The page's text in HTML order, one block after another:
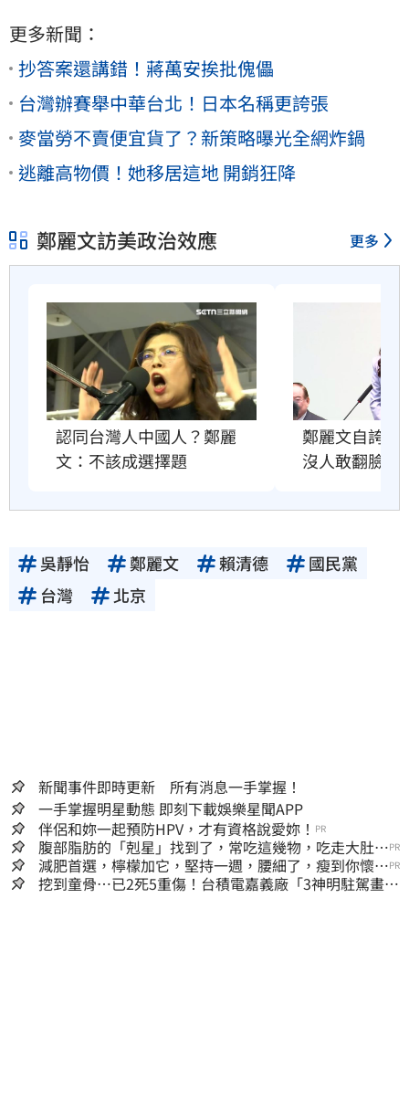
更多新聞：
抄答案還講錯！蔣萬安挨批傀儡
台灣辦賽舉中華台北！日本名稱更誇張
麥當勞不賣便宜貨了？新策略曝光全網炸鍋
逃離高物價！她移居這地 開銷狂降
鄭麗文訪美政治效應 更多
認同台灣人中國人？鄭麗
文：不該成選擇題
鄭麗文自誇很
沒人敢翻臉原
吳靜怡 鄭麗文 賴清德
國民黨
台灣
北京
新聞事件即時更新 所有消息一手掌握！
一手掌握明星動態 即刻下載娛樂星聞APP
伴侶和妳一起預防HPV，才有資格說愛妳！ PR
腹部脂肪的「剋星」找到了，常吃這幾物，吃走大肚
囊，瘦出小蠻腰
PR
減肥首選，檸檬加它，堅持一週，腰細了，瘦到你懷疑
人生
PR
挖到童骨…已2死5重傷！台積電嘉義廠「3神明駐駕畫面